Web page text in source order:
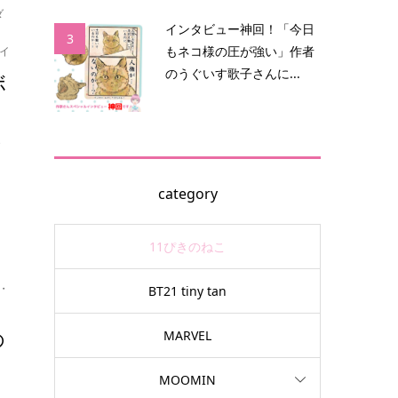
3
インタビュー神回！「今日
もネコ様の圧が強い」作者
のうぐいす歌子さんに...
category
11ぴきのねこ
BT21 tiny tan
MARVEL
MOOMIN